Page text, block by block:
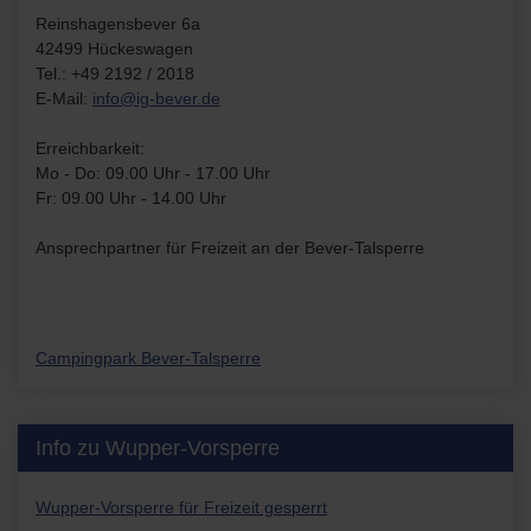
Reinshagensbever 6a
42499 Hückeswagen
Tel.: +49 2192 / 2018
E-Mail: info@ig-bever.de
Erreichbarkeit:
Mo - Do: 09.00 Uhr - 17.00 Uhr
Fr: 09.00 Uhr - 14.00 Uhr
Ansprechpartner für Freizeit an der Bever-Talsperre
Campingpark Bever-Talsperre
Info zu Wupper-Vorsperre
Wupper-Vorsperre für Freizeit gesperrt